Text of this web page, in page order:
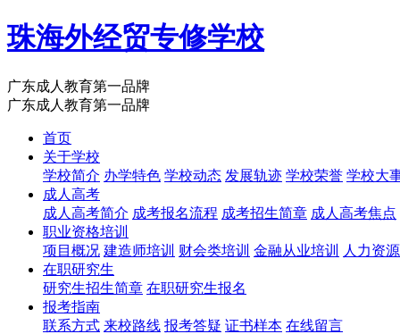
珠海外经贸专修学校
广东成人教育第一品牌
广东成人教育第一品牌
首页
关于学校
学校简介 办学特色 学校动态 发展轨迹 学校荣誉 学校大
成人高考
成人高考简介 成考报名流程 成考招生简章 成人高考焦点
职业资格培训
项目概况 建造师培训 财会类培训 金融从业培训
人力资
在职研究生
研究生招生简章 在职研究生报名
报考指南
联系方式 来校路线 报考答疑 证书样本 在线留言